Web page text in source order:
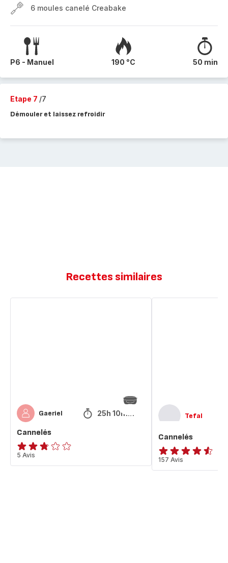
6 moules canelé Creabake
P6 - Manuel 190 °C 50 min
Etape 7 /7
Démouler et laissez refroidir
Recettes similaires
Gaeriel 25h 10min
Cannelés
ratings.2.7
5 Avis
Tefal
Cannelés
ratings.4.5
157 Avis